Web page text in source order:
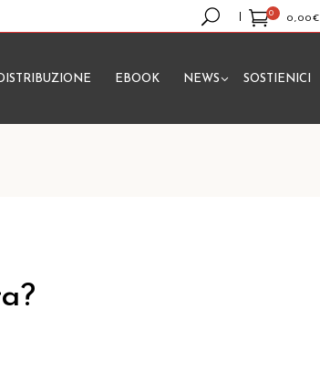
0
0,00€
Nessun prodotto nel carrello.
DISTRIBUZIONE EBOOK NEWS SOSTIENICI